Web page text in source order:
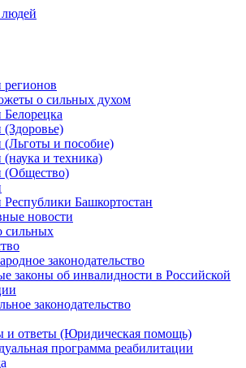
регионов
о сильных духом
(Льготы и пособие)
и техника)
(Общество)
Республики Башкортостан
новости
сильных
законодательство
законы об инвалидности в Российской
законодательство
и ответы (Юридическая помощь)
программа реабилитации